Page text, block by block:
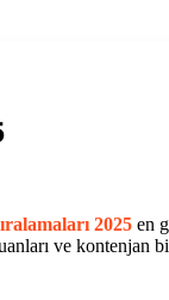
2025 en
ve kontenjan